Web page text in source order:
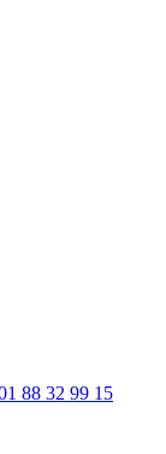
88 32 99 15